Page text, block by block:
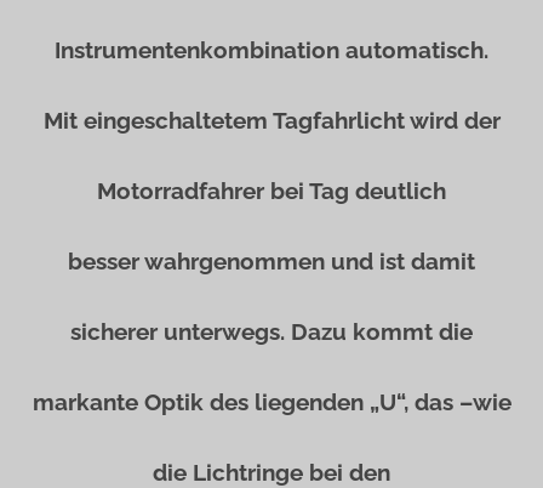
Instrumentenkombination automatisch.
Mit eingeschaltetem Tagfahrlicht wird der
Motorradfahrer bei Tag deutlich
besser wahrgenommen und ist damit
sicherer unterwegs. Dazu kommt die
markante Optik des liegenden „U“, das –wie
die Lichtringe bei den